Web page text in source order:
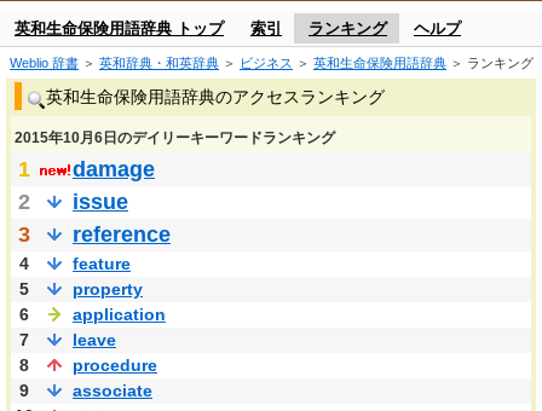
英和生命保険用語辞典 トップ 索引 ランキング ヘルプ
Weblio 辞書 ＞ 英和辞典・和英辞典 ＞ ビジネス ＞ 英和生命保険用語辞典 ＞ ランキング
英和生命保険用語辞典のアクセスランキング
2015年10月6日のデイリーキーワードランキング
1
damage
2
issue
3
reference
4
feature
5
property
6
application
7
leave
8
procedure
9
associate